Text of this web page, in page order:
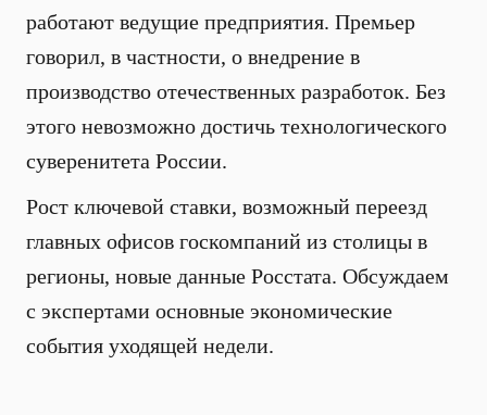
работают ведущие предприятия. Премьер
говорил, в частности, о внедрение в
производство отечественных разработок. Без
этого невозможно достичь технологического
суверенитета России.
Рост ключевой ставки, возможный переезд
главных офисов госкомпаний из столицы в
регионы, новые данные Росстата. Обсуждаем
с экспертами основные экономические
события уходящей недели.